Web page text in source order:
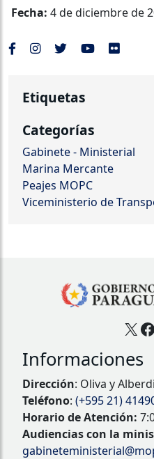
Fecha: 4 de diciembre de
Etiquetas
Categorías
Gabinete - Ministerial
Marina Mercante
Peajes MOPC
Viceministerio de
X
Informaciones
Dirección: Oliva y
Teléfono: (+595 21)
Horario de Atención:
Audiencias con la